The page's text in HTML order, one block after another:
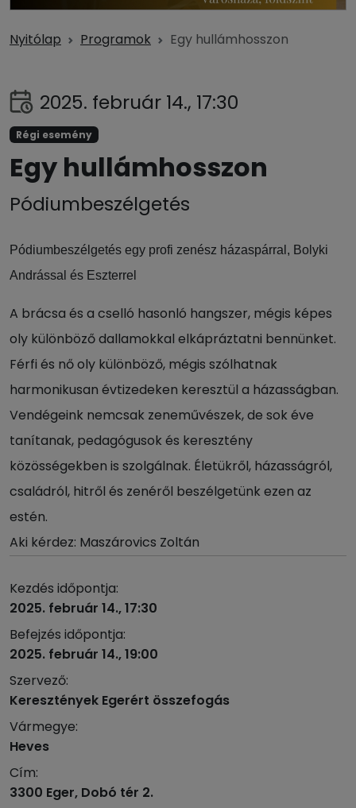
Nyitólap Programok Egy hullámhosszon
2025. február 14., 17:30
Régi esemény
Egy hullámhosszon
Pódiumbeszélgetés
Pódiumbeszélgetés egy profi zenész házaspárral, Bolyki
Andrással és Eszterrel
A brácsa és a cselló hasonló hangszer, mégis képes
oly különböző dallamokkal elkápráztatni bennünket.
Férfi és nő oly különböző, mégis szólhatnak
harmonikusan évtizedeken keresztül a házasságban.
Vendégeink nemcsak zeneművészek, de sok éve
tanítanak, pedagógusok és keresztény
közösségekben is szolgálnak. Életükről, házasságról,
családról, hitről és zenéről beszélgetünk ezen az
estén.
Aki kérdez: Maszárovics Zoltán
Kezdés időpontja:
2025. február 14., 17:30
Befejzés időpontja:
2025. február 14., 19:00
Szervező:
Keresztények Egerért összefogás
Vármegye:
Heves
Cím:
3300 Eger, Dobó tér 2.